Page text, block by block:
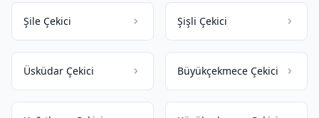
Şile Çekici Şişli Çekici
Üsküdar Çekici Büyükçekmece Çekici